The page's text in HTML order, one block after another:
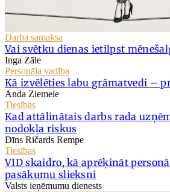
Darba samaksa
Vai svētku dienas ietilpst
Inga Zāle
Personāla vadība
Kā izvēlēties labu grāmatvedi –
Anda Ziemele
Tiesības
Kad attālinātais darbs rada
nodokļa riskus
Dīns Ričards Rempe
Tiesības
VID skaidro, kā aprēķināt
pasākumu slieksni
Valsts ieņēmumu dienests